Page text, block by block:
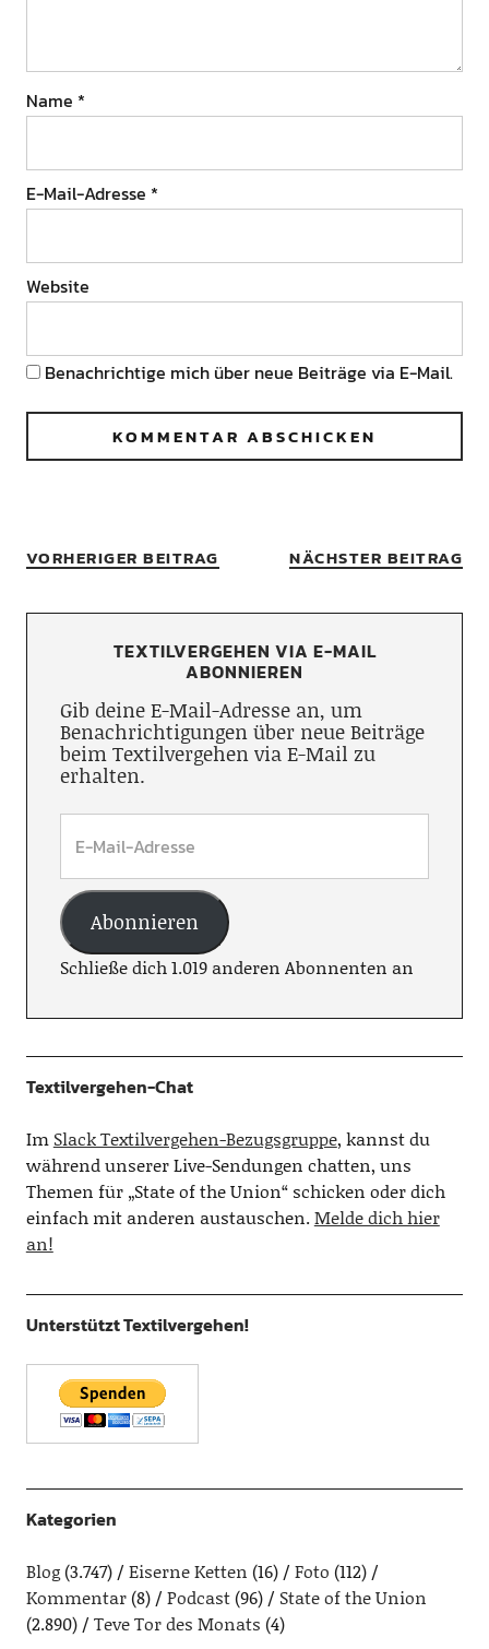
Name *
E-Mail-Adresse *
Website
Benachrichtige mich über neue Beiträge via E-Mail.
VORHERIGER BEITRAG NÄCHSTER BEITRAG
TEXTILVERGEHEN VIA E-MAIL
ABONNIEREN
Gib deine E-Mail-Adresse an, um
Benachrichtigungen über neue Beiträge
beim Textilvergehen via E-Mail zu
erhalten.
Abonnieren
Schließe dich 1.019 anderen Abonnenten an
Textilvergehen-Chat
Im Slack Textilvergehen-Bezugsgruppe, kannst du
während unserer Live-Sendungen chatten, uns
Themen für „State of the Union“ schicken oder dich
einfach mit anderen austauschen.Melde dich hier
an!
Unterstützt Textilvergehen!
Kategorien
Blog(3.747) Eiserne Ketten (16) Foto (112)
Kommentar(8) Podcast(96)
State of the Union
(2.890)
Teve Tor des Monats (4)